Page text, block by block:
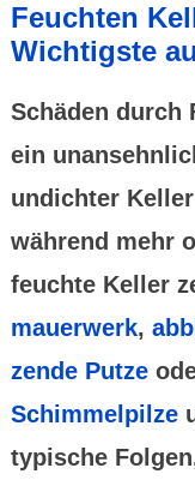
Feuchten
Wichtigste
Schäden durch
ein
undichter
während mehr
feuchte Keller
mauer­werk,
zende Putze
Schimmel­pilze
typische